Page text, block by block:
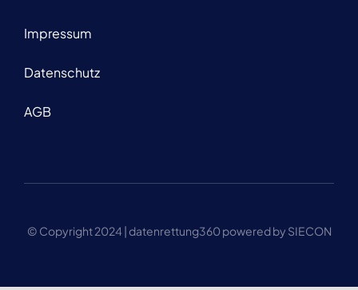
Impressum
Datenschutz
AGB
© Copyright 2024 | datenrettung360 powered by SIECON